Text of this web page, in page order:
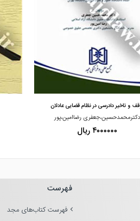
مشاهده و خرید
و تاخیر دادرسی در نظام قضایی عادلان
دکترمحمدحسین،جعفری رضاامین،پور
۴۰۰۰۰۰۰ ریال
فهرست
فهرست کتاب‌های مجد